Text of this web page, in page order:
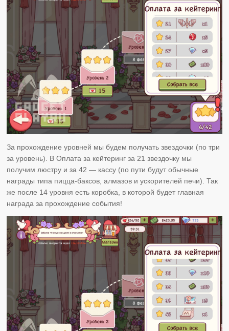
За прохождение уровней мы будем получать звездочки (по три
за уровень). В Оплата за кейтеринг за 21 звездочку мы
получим люстру и за 42 — кассу (по пути будут обычные
награды типа пицца-баксов, алмазов и ускорителей печи). Так
же после 14 уровня есть коробка, в которой будет главная
награда за прохождение события!